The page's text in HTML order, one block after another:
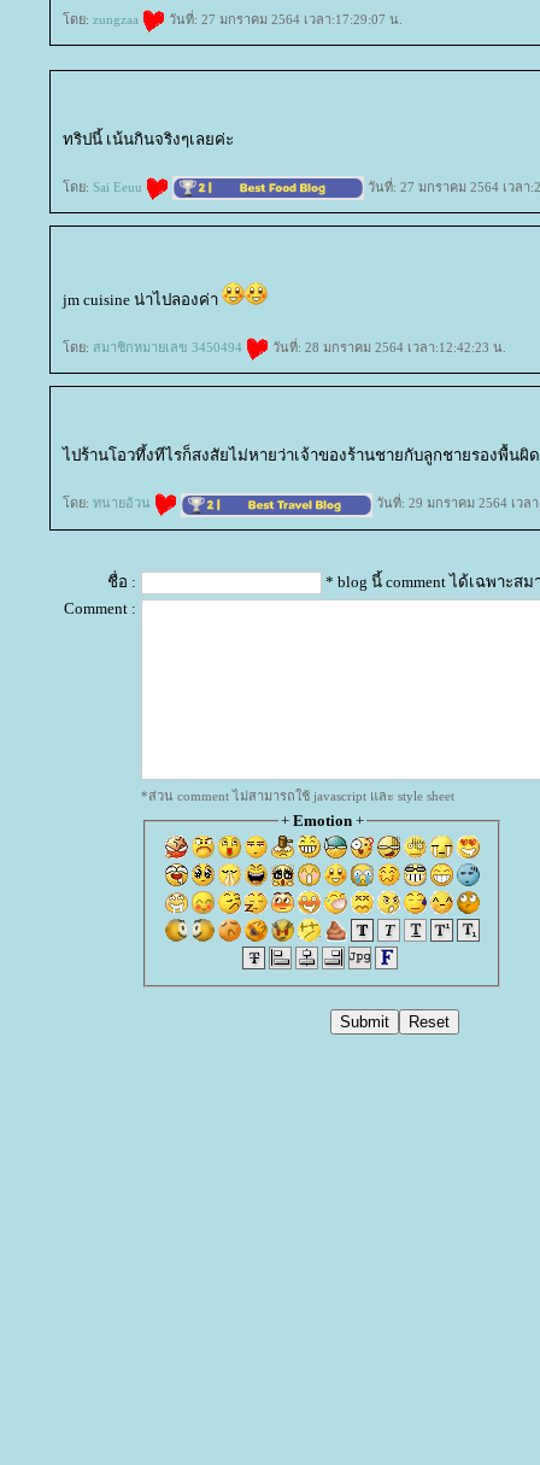
ดย: zungzaa วันที่: 27 มกราคม 2564 เวลา:17:29:07 น.
ทริปนี้ เน้นกินจริงๆเลยค่ะ
ดย: Sai Eeuu วันที่: 27 มกราคม 2564 เวลา
jm cuisine น่าไปลองค่า
ดย: สมาชิกหมายเลข 3450494 วันที่: 28 มกราคม 2564 เวลา:12:42:23 น.
ไปร้านโอวทึ้งทีไรก็สงสัยไม่หายว่าเจ้าของร้านชายกับลูกชายรองพื้นผิ
ดย: ทนายอ้วน วันที่: 29 มกราคม 2564 เวล
ชื่อ :
* blog นี้ comment ได้เฉพาะสม
Comment :
*ส่วน comment ไม่สามารถใช้ javascript และ style sheet
+ Emotion+